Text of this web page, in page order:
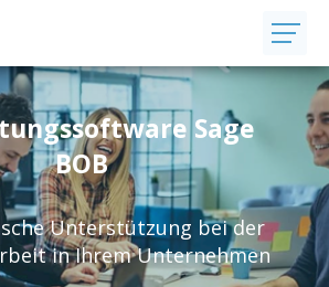
Sage
BOB
Unterstützung bei der
in Ihrem Unternehmen